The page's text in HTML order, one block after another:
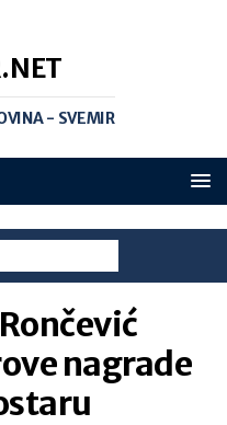
- SVEMIR
nagrade